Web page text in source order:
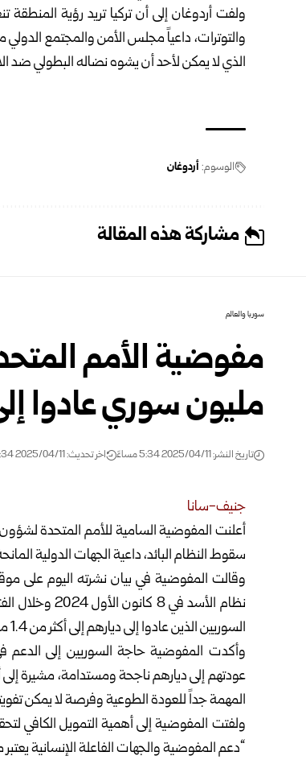
ولفت أردوغان إلى أن تركيا تريد رؤية المنطقة
والتوترات، داعياً مجلس الأمن والمجتمع
الذي لا يمكن لأحد أن يشوه نضاله البطولي ضد
الوسوم: أردوغان
مشاركة هذه المقالة
سوريا والعالم
مليون سوري عادوا
تاريخ النشر: 2025/04/11 5:34 مساءً اخر تحديث: 2025/04/11 5:34 مساءً
جنيف-سانا
سقوطالنظام البائد، داعية الجهات الدولية
نظام الأسد
السوريين الذين عادوا إلى ديارهم إلى أكثر من 1.4 مليون شخص”.
وأكدت المفوضية حاجة السوريين إلى الدعم
عودتهم إلى ديارهم ناجحة ومستدامة، مشيرة
المهمة جداً للعودة الطوعية وفرصة لا يمكن
“دعم المفوضية والجهات الفاعلة الإنسانية يعتبر